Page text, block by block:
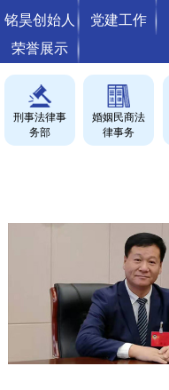
铭昊创始人
党建工作
荣誉展示
刑事法律事
务部
婚姻民商法
律事务